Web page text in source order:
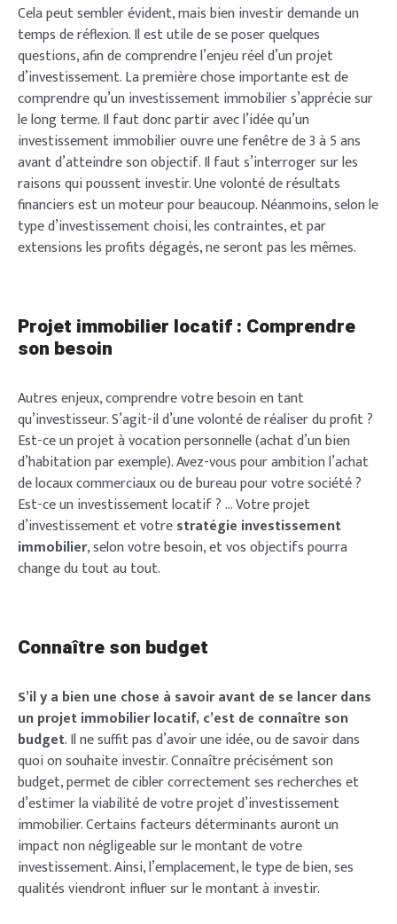
Cela peut sembler évident, mais bien investir demande un
temps de réflexion. Il est utile de se poser quelques
questions, afin de comprendre l’enjeu réel d’un projet
d’investissement. La première chose importante est de
comprendre qu’un investissement immobilier s’apprécie sur
le long terme. Il faut donc partir avec l’idée qu’un
investissement immobilier ouvre une fenêtre de 3 à 5 ans
avant d’atteindre son objectif. Il faut s’interroger sur les
raisons qui poussent investir. Une volonté de résultats
financiers est un moteur pour beaucoup. Néanmoins, selon le
type d’investissement choisi, les contraintes, et par
extensions les profits dégagés, ne seront pas les mêmes.
Projet immobilier locatif : Comprendre
son besoin
Autres enjeux, comprendre votre besoin en tant
qu’investisseur. S’agit-il d’une volonté de réaliser du profit ?
Est-ce un projet à vocation personnelle (achat d’un bien
d’habitation par exemple). Avez-vous pour ambition l’achat
de locaux commerciaux ou de bureau pour votre société ?
Est-ce un investissement locatif ? … Votre projet
d’investissement et votrestratégie investissement
immobilier, selon votre besoin, et vos objectifs pourra
change du tout au tout.
Connaître son budget
S’il y a bien une chose à savoir avant de se lancer dans
un projet immobilier locatif, c’est de connaître son
budget. Il ne suffit pas d’avoir une idée, ou de savoir dans
quoi on souhaite investir. Connaître précisément son
budget, permet de cibler correctement ses recherches et
d’estimer la viabilité de votre projet d’investissement
immobilier. Certains facteurs déterminants auront un
impact non négligeable sur le montant de votre
investissement. Ainsi, l’emplacement, le type de bien, ses
qualités viendront influer sur le montant à investir.